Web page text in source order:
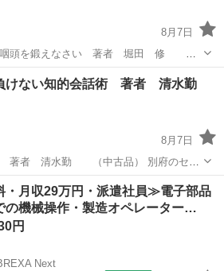
8月7日
上咽頭を鍛えなさい 著者 堀田 修
願い致します。 ※一般家庭の自宅管理の
医学、薬学、看護 セブンスター
けない知的会話術 著者 清水勤
8月7日
清水勤 （中古品） 別府のセブ
方、よろしくお願い致します。 ※一般家
方はご遠慮下さい。 ※ペット飼ってませ
ビジネス、経済
月収29万円・派遣社員≫電子部品
の機械操作・製造オペレーター…
円
Next